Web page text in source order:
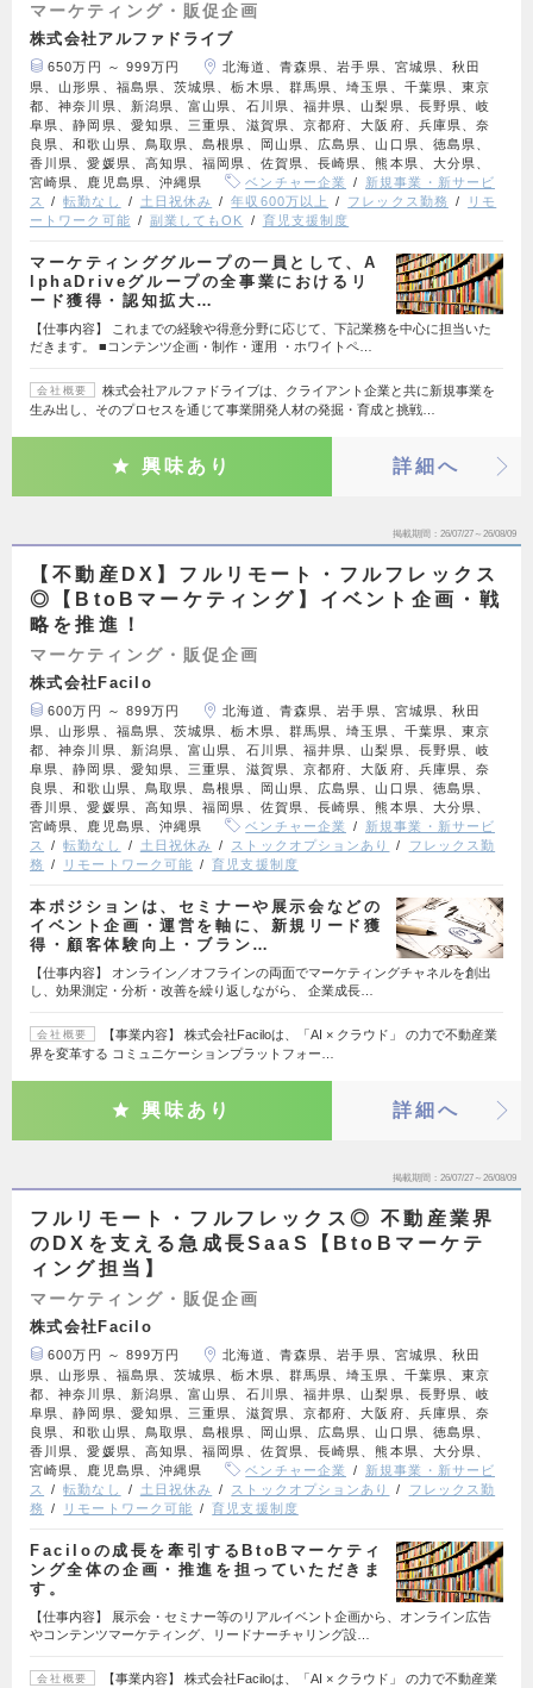
マーケティング・販促企画
株式会社アルファドライブ
650万円 ～ 999万円
北海道、青森県、岩手県、宮城県、秋田
県、山形県、福島県、茨城県、栃木県、群馬県、埼玉県、千葉県、東京
都、神奈川県、新潟県、富山県、石川県、福井県、山梨県、長野県、岐
阜県、静岡県、愛知県、三重県、滋賀県、京都府、大阪府、兵庫県、奈
良県、和歌山県、鳥取県、島根県、岡山県、広島県、山口県、徳島県、
香川県、愛媛県、高知県、福岡県、佐賀県、長崎県、熊本県、大分県、
宮崎県、鹿児島県、沖縄県
ベンチャー企業
新規事業・新サービ
ス
転勤なし 土日祝休み 年収600万以上 フレックス勤務
リモ
ートワーク可能
副業してもOK 育児支援制度
マーケティンググループの一員として、A
lphaDriveグループの全事業におけるリ
ード獲得・認知拡大…
【仕事内容】 これまでの経験や得意分野に応じて、下記業務を中心に担当いた
だきます。 ■コンテンツ企画・制作・運用 ・ホワイトペ…
会社概要
株式会社アルファドライブは、クライアント企業と共に新規事業を
生み出し、そのプロセスを通じて事業開発人材の発掘・育成と挑戦…
興味あり 詳細へ
掲載期間 26/07/27～26/08/09
【不動産DX】フルリモート・フルフレックス
◎【BtoBマーケティング】イベント企画・戦
略を推進！
マーケティング・販促企画
株式会社Facilo
600万円 ～ 899万円
北海道、青森県、岩手県、宮城県、秋田
県、山形県、福島県、茨城県、栃木県、群馬県、埼玉県、千葉県、東京
都、神奈川県、新潟県、富山県、石川県、福井県、山梨県、長野県、岐
阜県、静岡県、愛知県、三重県、滋賀県、京都府、大阪府、兵庫県、奈
良県、和歌山県、鳥取県、島根県、岡山県、広島県、山口県、徳島県、
香川県、愛媛県、高知県、福岡県、佐賀県、長崎県、熊本県、大分県、
宮崎県、鹿児島県、沖縄県
ベンチャー企業
新規事業・新サービ
ス
転勤なし 土日祝休み ストックオプションあり
フレックス勤
務
リモートワーク可能 育児支援制度
本ポジションは、セミナーや展示会などの
イベント企画・運営を軸に、新規リード獲
得・顧客体験向上・ブラン…
【仕事内容】 オンライン／オフラインの両面でマーケティングチャネルを創出
し、効果測定・分析・改善を繰り返しながら、 企業成長…
会社概要
【事業内容】 株式会社Faciloは、「AI × クラウド」 の力で不動産業
界を変革する コミュニケーションプラットフォー…
興味あり 詳細へ
掲載期間 26/07/27～26/08/09
フルリモート・フルフレックス◎ 不動産業界
のDXを支える急成長SaaS【BtoBマーケテ
ィング担当】
マーケティング・販促企画
株式会社Facilo
600万円 ～ 899万円
北海道、青森県、岩手県、宮城県、秋田
県、山形県、福島県、茨城県、栃木県、群馬県、埼玉県、千葉県、東京
都、神奈川県、新潟県、富山県、石川県、福井県、山梨県、長野県、岐
阜県、静岡県、愛知県、三重県、滋賀県、京都府、大阪府、兵庫県、奈
良県、和歌山県、鳥取県、島根県、岡山県、広島県、山口県、徳島県、
香川県、愛媛県、高知県、福岡県、佐賀県、長崎県、熊本県、大分県、
宮崎県、鹿児島県、沖縄県
ベンチャー企業
新規事業・新サービ
ス
転勤なし 土日祝休み ストックオプションあり
フレックス勤
務
リモートワーク可能 育児支援制度
Faciloの成長を牽引するBtoBマーケティ
ング全体の企画・推進を担っていただきま
す。
【仕事内容】 展示会・セミナー等のリアルイベント企画から、オンライン広告
やコンテンツマーケティング、リードナーチャリング設…
会社概要
【事業内容】 株式会社Faciloは、「AI × クラウド」 の力で不動産業